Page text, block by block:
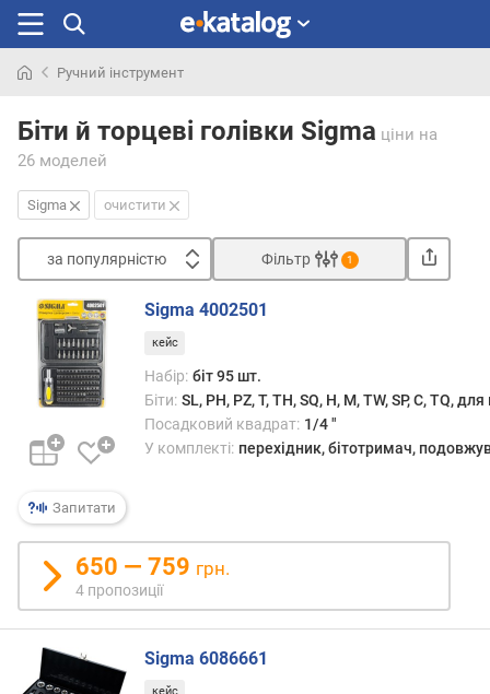
раніше
Ручний інструмент
Біти й торцеві голівки Sigma ціни на
26 моделей
Sigma очистити
за популярністю
з
а
п
о
у
л
р
н
с
Фільтр 1
Запитати
Sigma 4002501
кейс
Набір: біт 95 шт.
Біти: SL, PH, PZ, T, TH, SQ, H, M, TW, SP, C, TQ,
Посадковий квадрат: 1/4 "
У комплекті: перехідник, бітотримач,
650 — 759 грн.
4 пропозиції
Sigma 6086661